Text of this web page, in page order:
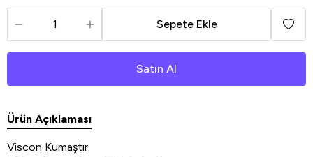
Sepete Ekle
Satın Al
Ürün Açıklaması
Viscon Kumaştır.